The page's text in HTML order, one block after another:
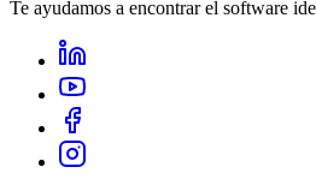
Te ayudamos a encontrar el software